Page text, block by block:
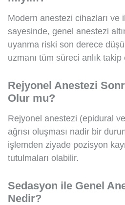
Modern anestezi cihazları ve
sayesinde, genel anestezi
uyanma riski son derece
uzmanı tüm süreci anlık takip
Rejyonel Anestezi
Olur mu?
Rejyonel anestezi (epidural
ağrısı oluşması nadir bir
işlemden ziyade pozisyon
tutulmaları olabilir.
Sedasyon ile Genel
Nedir?